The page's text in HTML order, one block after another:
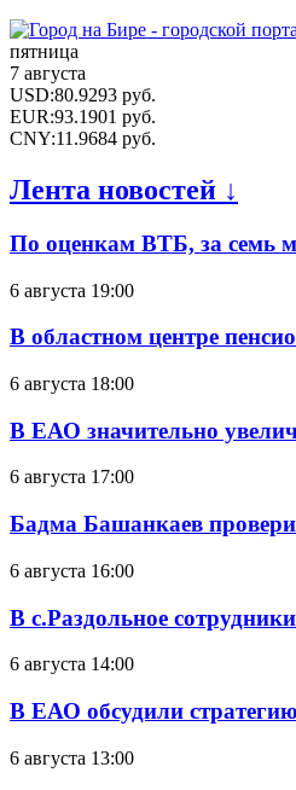
пятница
7 августа
USD:80.9293 руб.
EUR:93.1901 руб.
CNY:11.9684 руб.
Лента новостей ↓
По оценкам ВТБ, за семь
6 августа 19:00
В областном центре
6 августа 18:00
В ЕАО значительно
6 августа 17:00
Бадма Башанкаев
6 августа 16:00
В с.Раздольное
6 августа 14:00
В ЕАО обсудили
6 августа 13:00